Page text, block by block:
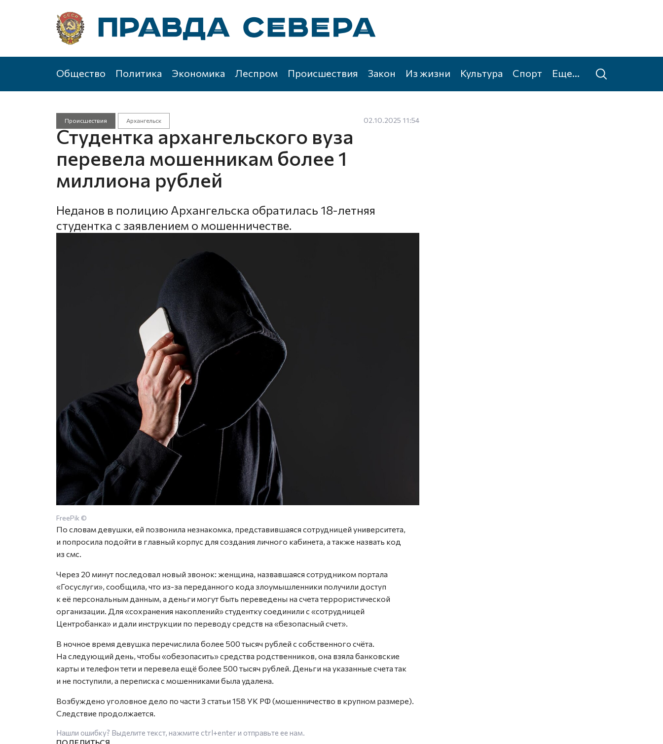
Общество Политика Экономика Леспром Происшествия Закон Из жизни Культура Спорт Еще...
Происшествия Архангельск 02.10.2025 11:54
Студентка архангельского вуза
перевела мошенникам более 1
миллиона рублей
Неданов в полицию Архангельска обратилась 18-летняя
студентка с заявлением о мошенничестве.
FreePik ©
По словам девушки, ей позвонила незнакомка, представившаяся сотрудницей университета,
и попросила подойти в главный корпус для создания личного кабинета, а также назвать код
из смс.
Через 20 минут последовал новый звонок: женщина, назвавшаяся сотрудником портала
«Госуслуги», сообщила, что из-за переданного кода злоумышленники получили доступ
к её персональным данным, а деньги могут быть переведены на счета террористической
организации. Для «сохранения накоплений» студентку соединили с «сотрудницей
Центробанка» и дали инструкции по переводу средств на «безопасный счет».
В ночное время девушка перечислила более 500 тысяч рублей с собственного счёта.
На следующий день, чтобы «обезопасить» средства родственников, она взяла банковские
карты и телефон тети и перевела ещё более 500 тысяч рублей. Деньги на указанные счета так
и не поступили, а переписка с мошенниками была удалена.
Возбуждено уголовное дело по части 3 статьи 158 УК РФ (мошенничество в крупном размере).
Следствие продолжается.
Нашли ошибку? Выделите текст, нажмите ctrl+enterи отправьте ее нам.